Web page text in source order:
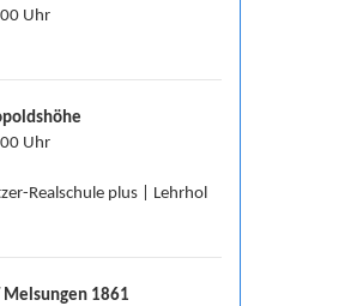
Uhr
Uhr
Realschule plus | Lehrhol
Melsungen 1861